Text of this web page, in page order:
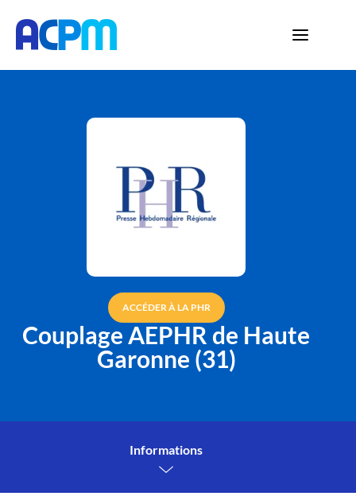
ACCÉDER À LA PHR
Couplage AEPHR de Haute
Garonne (31)
Informations